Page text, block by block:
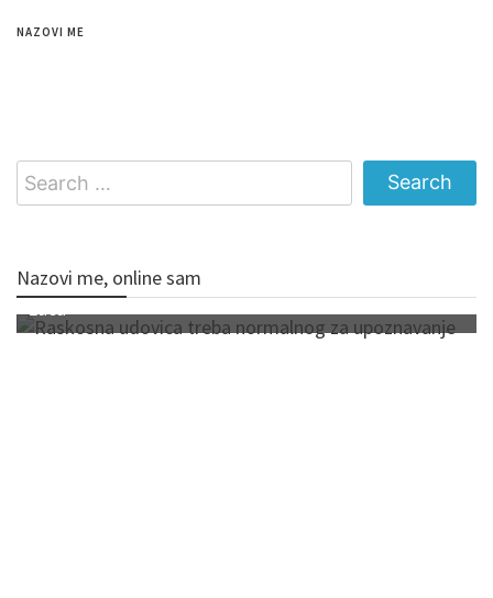
NAZOVI ME
Search
for:
Nazovi me, online sam
Luca